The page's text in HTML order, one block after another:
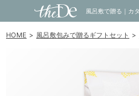
HOME 風呂敷包みで贈るギフトセット